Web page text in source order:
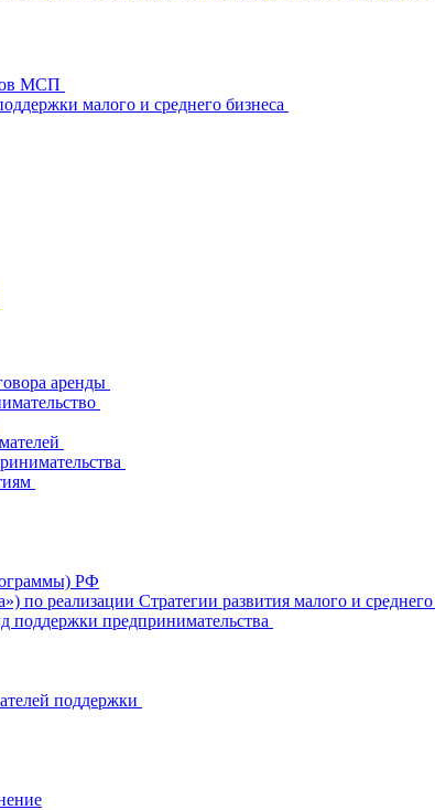
МСП
малого и среднего бизнеса
аренды
РФ
по реализации Стратегии развития малого и
предпринимательства
поддержки